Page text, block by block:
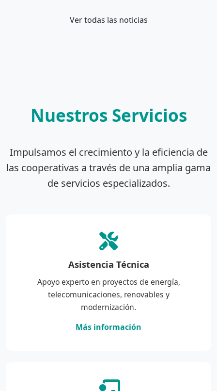
Ver todas las noticias
Nuestros Servicios
Impulsamos el crecimiento y la eficiencia de
las cooperativas a través de una amplia gama
de servicios especializados.
Asistencia Técnica
Apoyo experto en proyectos de energía,
telecomunicaciones, renovables y
modernización.
Más información